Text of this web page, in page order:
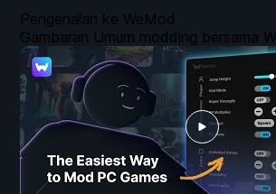
Pengenalan ke WeMod
Gambaran Umum modding bersama